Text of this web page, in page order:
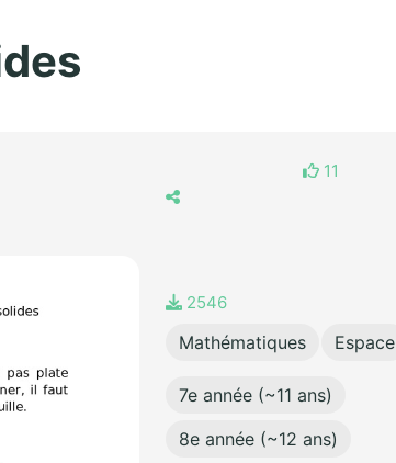
11
2546
Mathématiques Espace
7e année (~11 ans)
8e année (~12 ans)